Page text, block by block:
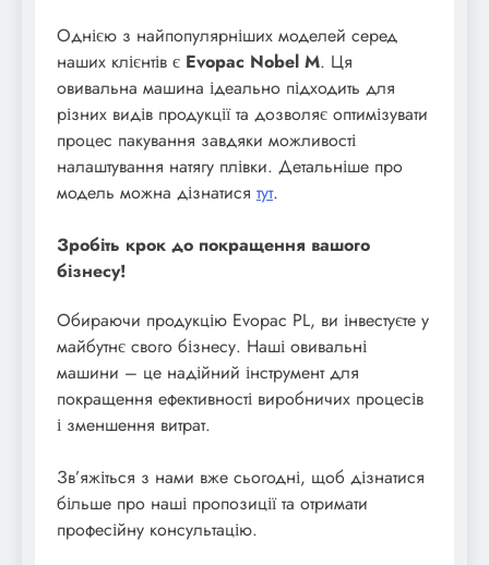
Однією з найпопулярніших моделей серед
наших клієнтів є Evopac Nobel M. Ця
овивальна машина ідеально підходить для
різних видів продукції та дозволяє оптимізувати
процес пакування завдяки можливості
налаштування натягу плівки. Детальніше про
модель можна дізнатися тут.
Зробіть крок до покращення вашого
бізнесу!
Обираючи продукцію Evopac PL, ви інвестуєте у
майбутнє свого бізнесу. Наші овивальні
машини – це надійний інструмент для
покращення ефективності виробничих процесів
і зменшення витрат.
Зв’яжіться з нами вже сьогодні, щоб дізнатися
більше про наші пропозиції та отримати
професійну консультацію.